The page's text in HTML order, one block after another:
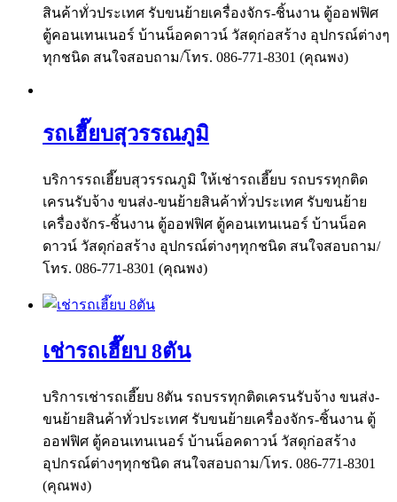
สินค้าทั่วประเทศ รับขนย้ายเครื่องจักร-ชิ้นงาน ตู้ออฟฟิศ
ตู้คอนเทนเนอร์ บ้านน็อคดาวน์ วัสดุก่อสร้าง อุปกรณ์ต่างๆ
ทุกชนิด สนใจสอบถาม/โทร. 086-771-8301 (คุณพง)
รถเฮี๊ยบสุวรรณภูมิ
บริการรถเฮี๊ยบสุวรรณภูมิ ให้เช่ารถเฮี๊ยบ รถบรรทุกติด
เครนรับจ้าง ขนส่ง-ขนย้ายสินค้าทั่วประเทศ รับขนย้าย
เครื่องจักร-ชิ้นงาน ตู้ออฟฟิศ ตู้คอนเทนเนอร์ บ้านน็อค
ดาวน์ วัสดุก่อสร้าง อุปกรณ์ต่างๆทุกชนิด สนใจสอบถาม/
โทร. 086-771-8301 (คุณพง)
เช่ารถเฮี๊ยบ 8ตัน
บริการเช่ารถเฮี๊ยบ 8ตัน รถบรรทุกติดเครนรับจ้าง ขนส่ง-
ขนย้ายสินค้าทั่วประเทศ รับขนย้ายเครื่องจักร-ชิ้นงาน ตู้
ออฟฟิศ ตู้คอนเทนเนอร์ บ้านน็อคดาวน์ วัสดุก่อสร้าง
อุปกรณ์ต่างๆทุกชนิด สนใจสอบถาม/โทร. 086-771-8301
(คุณพง)